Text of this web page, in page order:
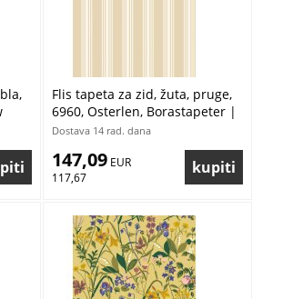
Flis tapeta za zid, žuta, pruge,
6960, Osterlen, Borastapeter |
Ljepilo Gratis
Dostava 14 rad. dana
147,09 EUR
117,67